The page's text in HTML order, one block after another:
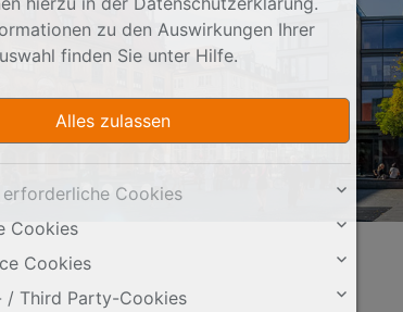
zu den Auswirkungen Ihrer
finden Sie unter Hilfe.
Cookies
Cookies
Cookies
/ Third Party-Cookies